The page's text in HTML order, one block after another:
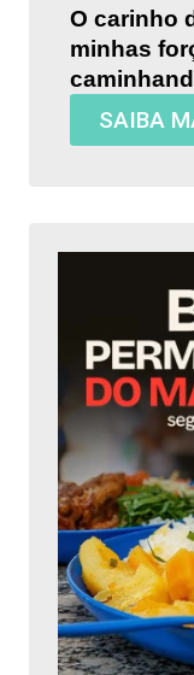
O carinho
minhas
SAIBA